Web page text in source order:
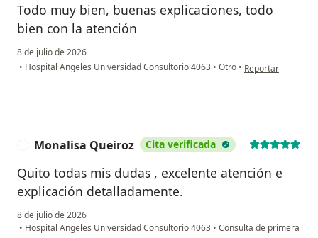
Todo muy bien, buenas explicaciones, todo
bien con la atención
8 de julio de 2026
• Hospital Angeles Universidad Consultorio 4063 • Otro • en opinión del
Reportar
Monalisa Queiroz Cita verificada
Quito todas mis dudas , excelente atención e
explicación detalladamente.
8 de julio de 2026
• Hospital Angeles Universidad Consultorio 4063 • Consulta de primera